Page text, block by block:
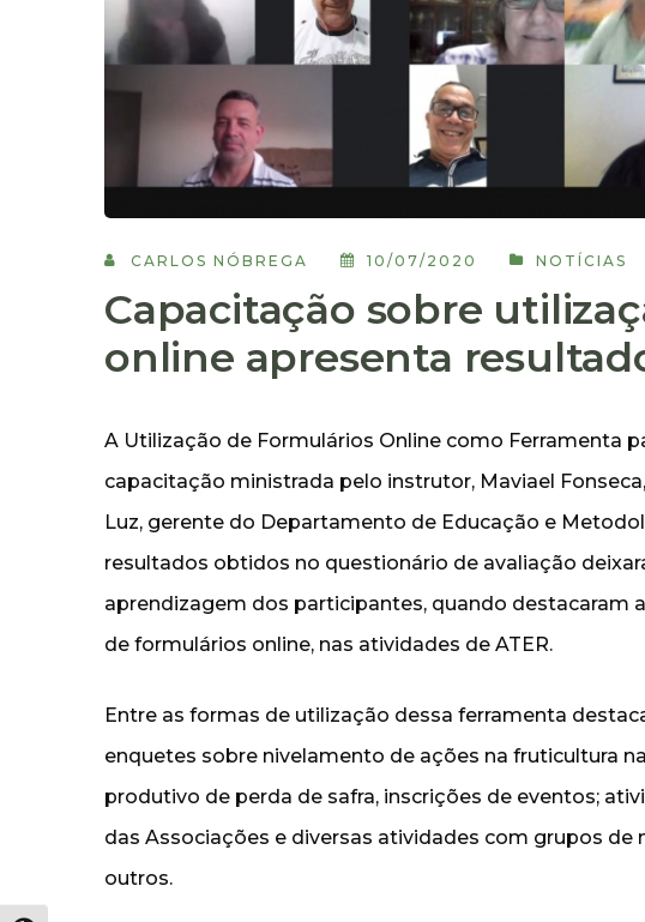
CARLOS NÓBREGA 10/07/2020 NOTÍCIAS
Capacitação sobre
online apresenta
A Utilização de Formulários Online como Ferramenta
capacitação ministrada pelo instrutor, Maviael
Luz, gerente do Departamento de Educação e
resultados obtidos no questionário de avaliação
aprendizagem dos participantes, quando destacaram
de formulários online, nas atividades de ATER.
Entre as formas de utilização dessa ferramenta
enquetes sobre nivelamento de ações na fruticultura
produtivo de perda de safra, inscrições de eventos;
das Associações e diversas atividades com grupos de
outros.